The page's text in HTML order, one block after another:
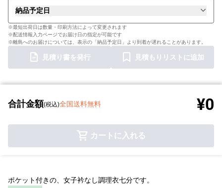
納品予定日
※最短出荷日は数量・印刷方法によって変更されます
※配送情報入力ページでお届け日の指定が可能です
※離島へのお届けについては、表示の「納品予定日」より到着が遅れることがあります。
見積り書を発行 見積もりリストに追加
合計金額(税込)全国送料無料 ¥0
カートに入れる
ポケット付きの、女子衿なし調理衣七分です。